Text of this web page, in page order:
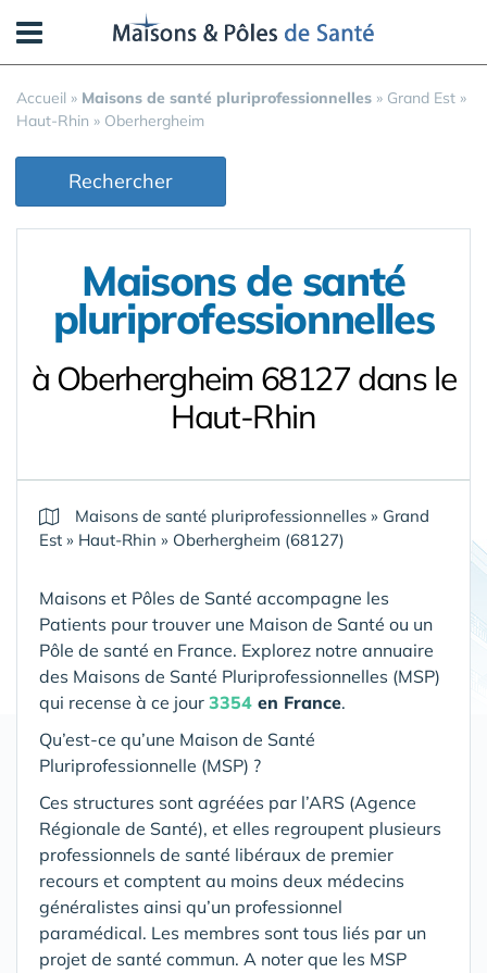
Accueil » Maisons de santé pluriprofessionnelles » Grand Est »
Haut-Rhin » Oberhergheim
Rechercher
Maisons de santé
pluriprofessionnelles
à Oberhergheim 68127 dans le
Haut-Rhin
Maisons de santé pluriprofessionnelles » Grand
Est » Haut-Rhin » Oberhergheim (68127)
Maisons et Pôles de Santé accompagne les
Patients pour trouver une Maison de Santé ou un
Pôle de santé en France. Explorez notre annuaire
des Maisons de Santé Pluriprofessionnelles (MSP)
qui recense à ce jour 3354 en France.
Qu’est-ce qu’une Maison de Santé
Pluriprofessionnelle (MSP) ?
Ces structures sont agréées par l’ARS (Agence
Régionale de Santé), et elles regroupent plusieurs
professionnels de santé libéraux de premier
recours et comptent au moins deux médecins
généralistes ainsi qu’un professionnel
paramédical. Les membres sont tous liés par un
projet de santé commun. A noter que les MSP
Panneau de gestion des cookies